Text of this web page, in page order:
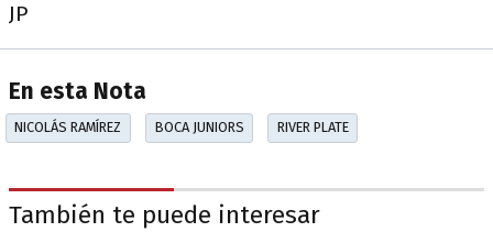
JP
En esta Nota
NICOLÁS RAMÍREZ BOCA JUNIORS RIVER PLATE
También te puede interesar